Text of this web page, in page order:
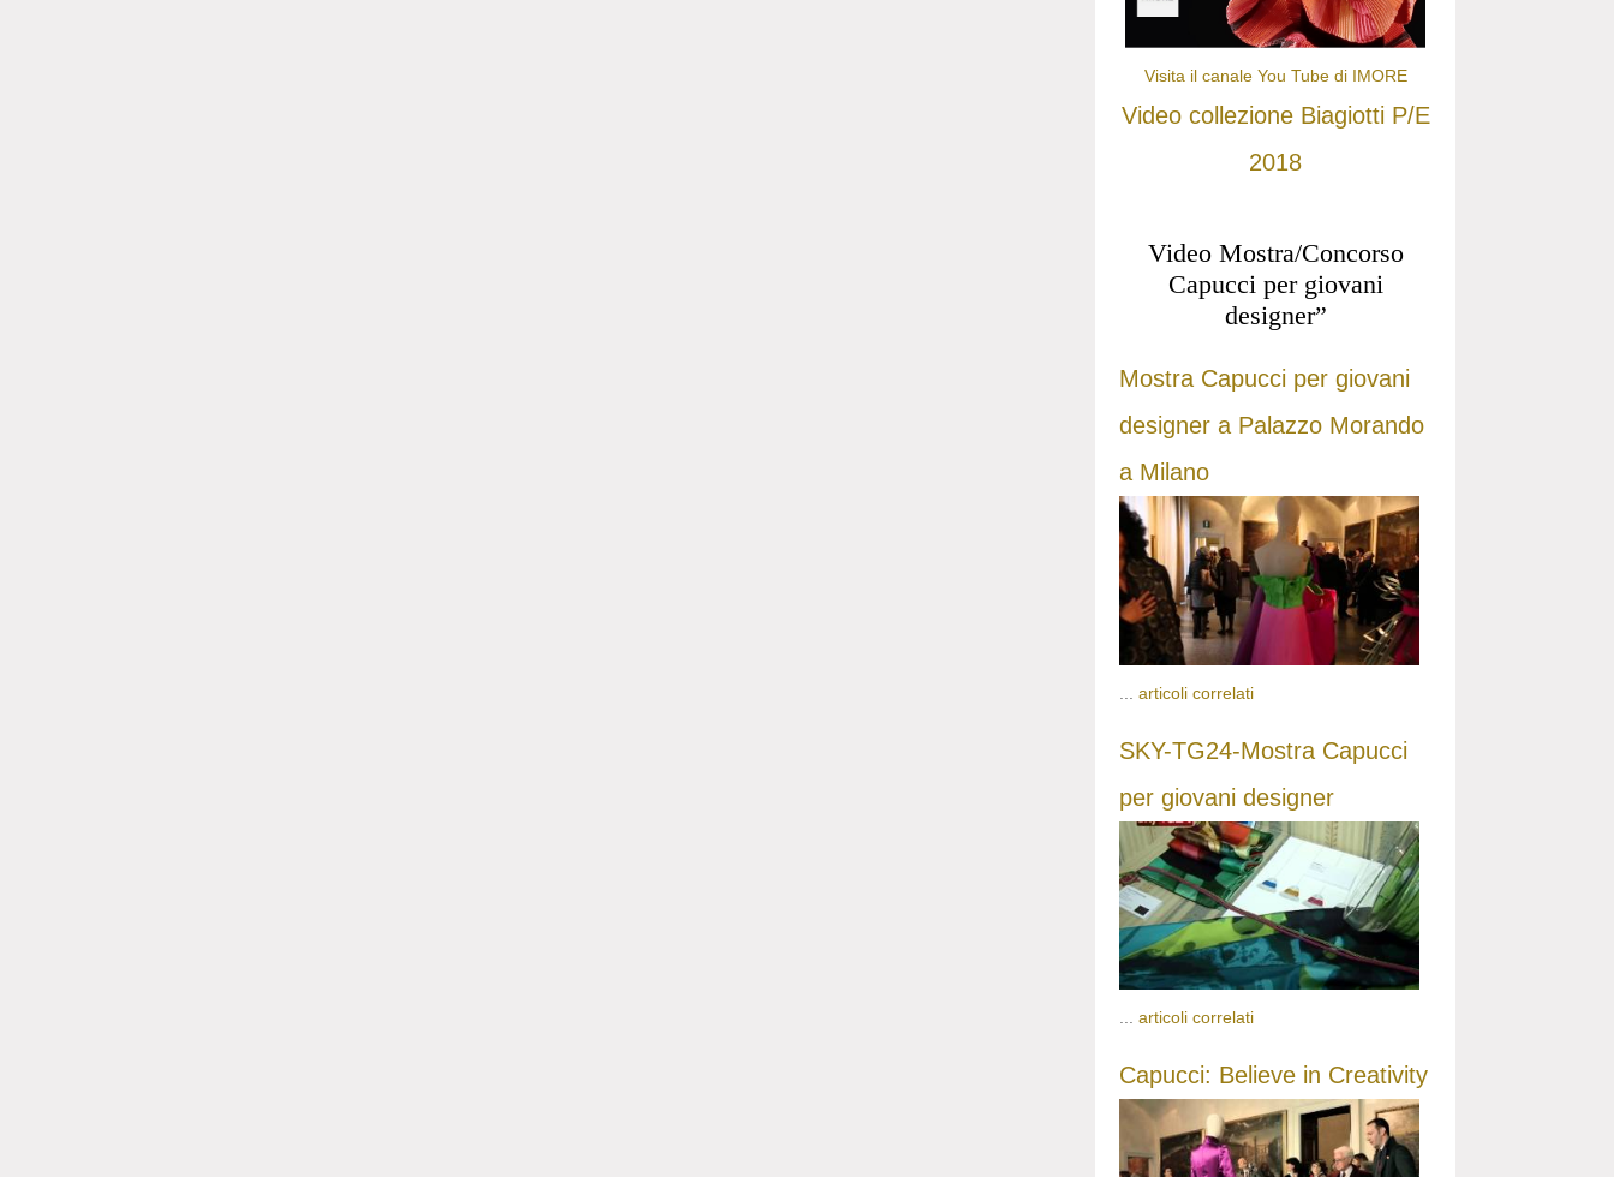
Visita il canale You Tube di IMORE
Video collezione Biagiotti P/E
2018
Video Mostra/Concorso
Capucci per giovani
designer”
Mostra Capucci per giovani
designer a Palazzo Morando
a Milano
articoli correlati
SKY-TG24-Mostra Capucci
per giovani designer
... articoli correlati
Capucci: Believe in Creativity